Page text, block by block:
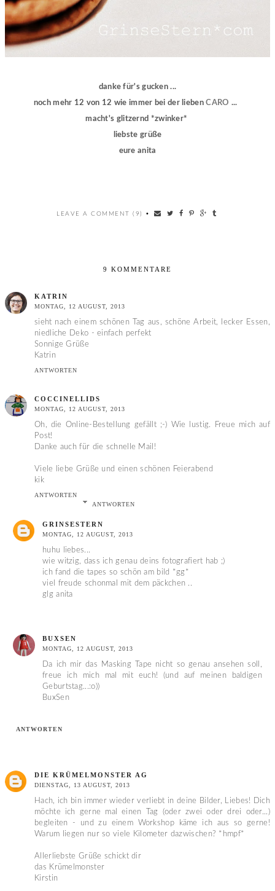
danke für's gucken ...
noch mehr 12 von 12 wie immer bei der liebenCARO ...
macht's glitzernd *zwinker*
liebste grüße
eure anita
LEAVE A COMMENT (9) •
9 KOMMENTARE
KATRIN
MONTAG, 12 AUGUST, 2013
sieht nach einem schönen Tag aus, schöne Arbeit, lecker Essen,
niedliche Deko - einfach perfekt
Sonnige Grüße
Katrin
ANTWORTEN
COCCINELLIDS
MONTAG, 12 AUGUST, 2013
Oh, die Online-Bestellung gefällt ;-) Wie lustig. Freue mich auf
Post!
Danke auch für die schnelle Mail!
Viele liebe Grüße und einen schönen Feierabend
kik
ANTWORTEN
ANTWORTEN
GRINSESTERN
MONTAG, 12 AUGUST, 2013
huhu liebes...
wie witzig, dass ich genau deins fotografiert hab ;)
ich fand die tapes so schön am bild *gg*
viel freude schonmal mit dem päckchen ..
glg anita
BUXSEN
MONTAG, 12 AUGUST, 2013
Da ich mir das Masking Tape nicht so genau ansehen soll,
freue ich mich mal mit euch! (und auf meinen baldigen
Geburtstag...:o))
BuxSen
ANTWORTEN
DIE KRÜMELMONSTER AG
DIENSTAG, 13 AUGUST, 2013
Hach, ich bin immer wieder verliebt in deine Bilder, Liebes! Dich
möchte ich gerne mal einen Tag (oder zwei oder drei oder...)
begleiten - und zu einem Workshop käme ich aus so gerne!
Warum liegen nur so viele Kilometer dazwischen? *hmpf*
Allerliebste Grüße schickt dir
das Krümelmonster
Kirstin